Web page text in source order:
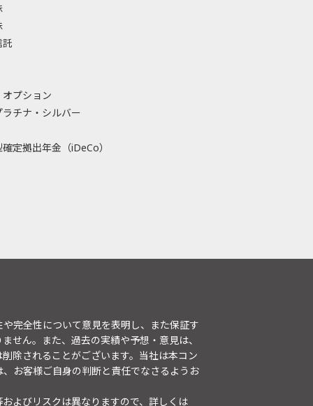
託
プション
ラチナ・シルバー
定拠出年金（iDeCo）
完全性について意見を表明し、また保証す
せん。また、過去の実績や予想・意見は、
除されることがございます。当社は本コン
お客様ご自身の判断と責任でなさるようお
よびリスクは異なりますので、詳しくは